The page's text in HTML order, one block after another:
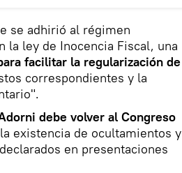
se adhirió al régimen
la ley de Inocencia Fiscal, una
facilitar la regularización de
correspondientes y la
debe volver al Congreso
existencia de ocultamientos y
en presentaciones